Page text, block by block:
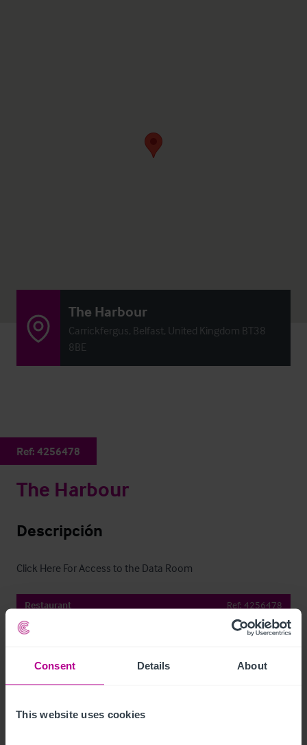
Consent Details About
This website uses cookies
The Harbour
Carrickfergus, Belfast, United Kingdom BT38
8BE
Ref: 4256478
The Harbour
Descripción
Click Here For Access to the Data Room
Restaurant Ref: 4256478
Compartir por e-mail